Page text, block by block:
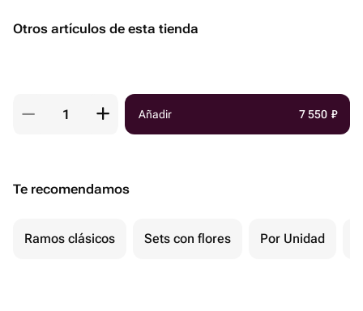
Otros artículos de esta tienda
Añadir 7 550 ₽
Te recomendamos
Ramos clásicos Sets con flores Por Unidad